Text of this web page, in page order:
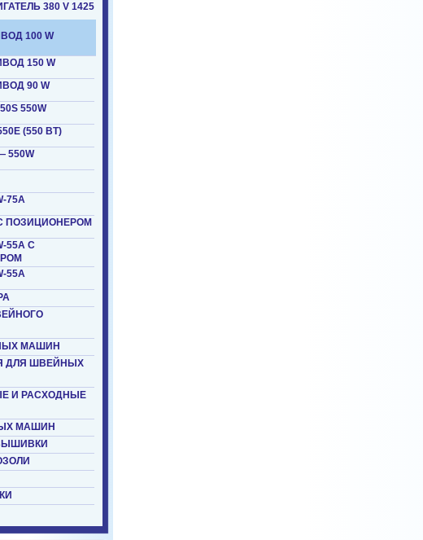
380 V 1425
100 W
150 W
90 W
550W
(550 ВТ)
550W
75A
С ПОЗИЦИОНЕРОМ
55A С
55A
МАШИН
ДЛЯ ШВЕЙНЫХ
И РАСХОДНЫЕ
МАШИН